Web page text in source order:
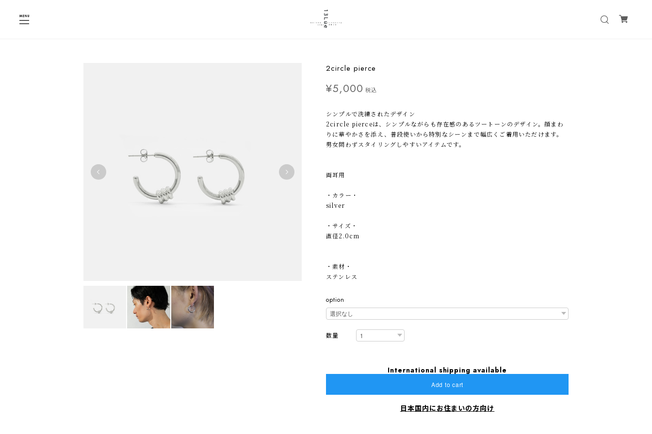
2circle pierce
¥5,000 税込
シンプルで洗練されたデザイン
2circle pierceは、シンプルながらも存在感のあるツートーンのデザイン。顔まわ
りに華やかさを添え、普段使いから特別なシーンまで幅広くご着用いただけます。
男女問わずスタイリングしやすいアイテムです。
両耳用
・カラー・
silver
・サイズ・
直径2.0cm
・素材・
ステンレス
option
数量
International shipping available
Add to cart
日本国内にお住まいの方向け